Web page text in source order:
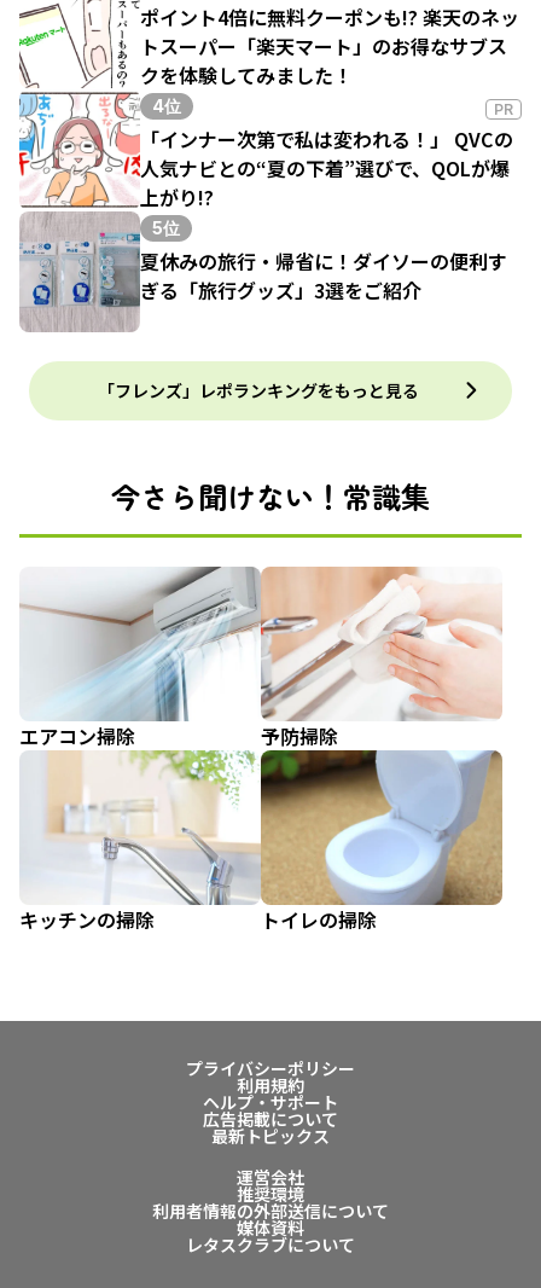
ポイント4倍に無料クーポンも!? 楽天のネッ
トスーパー「楽天マート」のお得なサブス
クを体験してみました！
4位 PR
「インナー次第で私は変われる！」 QVCの
人気ナビとの“夏の下着”選びで、QOLが爆
上がり!?
5位
夏休みの旅行・帰省に！ダイソーの便利す
ぎる「旅行グッズ」3選をご紹介
「フレンズ」レポランキングをもっと見る
今さら聞けない！常識集
エアコン掃除 予防掃除
キッチンの掃除 トイレの掃除
プライバシーポリシー
利用規約
ヘルプ・サポート
広告掲載について
最新トピックス
運営会社
推奨環境
利用者情報の外部送信について
媒体資料
レタスクラブについて